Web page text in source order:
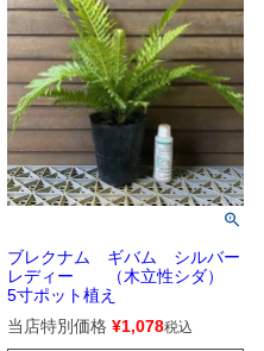
ブレクナム ギバム シルバー
レディー （木立性シダ）
5寸ポット植え
当店特別価格 ¥1,078税込